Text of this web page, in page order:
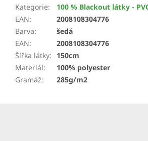
Kategorie:
100 % Blackout látky -
EAN:
2008108304776
Barva:
šedá
EAN:
2008108304776
Šířka látky:
150cm
Materiál:
100% polyester
Gramáž: 285g/m2